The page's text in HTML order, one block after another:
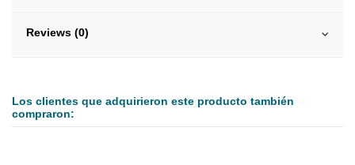
Reviews (0)
Los clientes que adquirieron este producto también
compraron: